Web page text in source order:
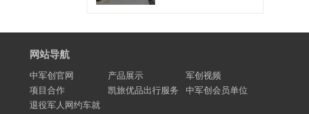
网站导航
中军创官网 产品展示
军创视频
项目合作
凯旅优品出行服务
中军创会员单位
退役军人网约车就